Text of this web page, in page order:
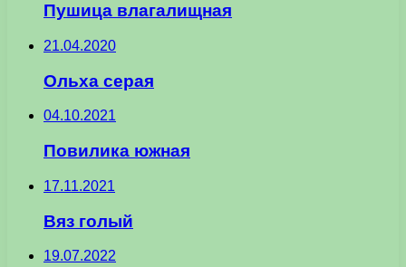
Пушица влагалищная
21.04.2020
Ольха серая
04.10.2021
Повилика южная
17.11.2021
Вяз голый
19.07.2022